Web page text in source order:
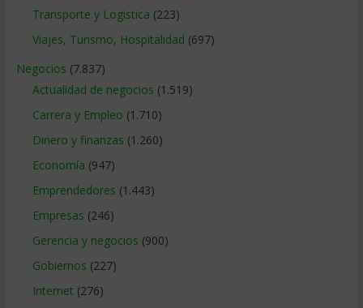
Transporte y Logistica (223)
Viajes, Turismo, Hospitalidad (697)
Negocios (7.837)
Actualidad de negocios (1.519)
Carrera y Empleo (1.710)
Dinero y finanzas (1.260)
Economía (947)
Emprendedores (1.443)
Empresas (246)
Gerencia y negocios (900)
Gobiernos (227)
Internet (276)